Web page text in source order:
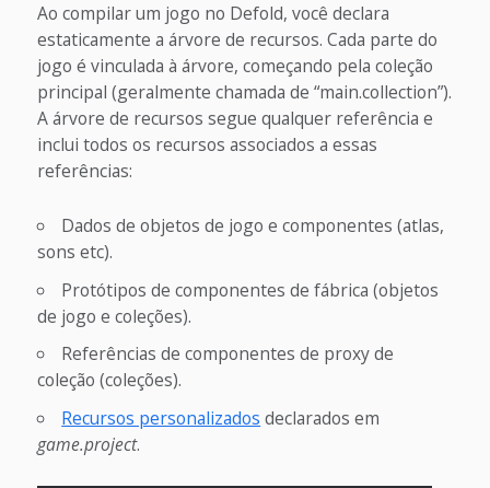
Ao compilar um jogo no Defold, você declara
estaticamente a árvore de recursos. Cada parte do
jogo é vinculada à árvore, começando pela coleção
principal (geralmente chamada de “main.collection”).
A árvore de recursos segue qualquer referência e
inclui todos os recursos associados a essas
referências:
Dados de objetos de jogo e componentes (atlas,
sons etc).
Protótipos de componentes de fábrica (objetos
de jogo e coleções).
Referências de componentes de proxy de
coleção (coleções).
Recursos personalizados declarados em
game.project.